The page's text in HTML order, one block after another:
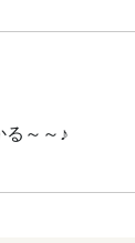
る～～♪